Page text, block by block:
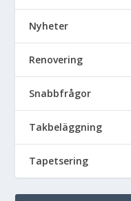
Nyheter
Renovering
Snabbfrågor
Takbeläggning
Tapetsering